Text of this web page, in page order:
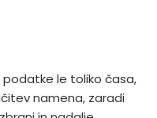
podatke le toliko časa,
namena, zaradi